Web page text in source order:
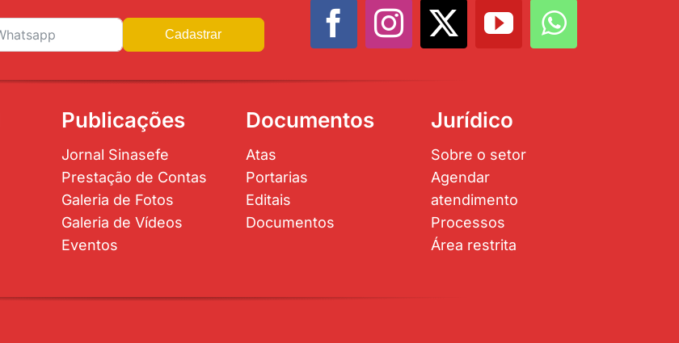
Cadastrar
Publicações
Jornal Sinasefe
Prestação de Contas
Galeria de Fotos
Galeria de Vídeos
Eventos
Documentos
Atas
Portarias
Editais
Documentos
Jurídico
Sobre o setor
Agendar
atendimento
Processos
Área restrita